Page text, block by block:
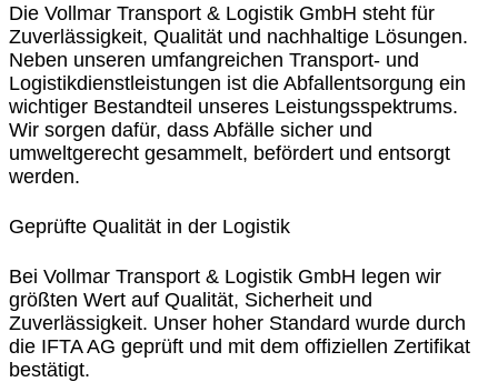
Die Vollmar Transport & Logistik GmbH steht für
Zuverlässigkeit, Qualität und nachhaltige Lösungen.
Neben unseren umfangreichen Transport- und
Logistikdienstleistungen ist die Abfallentsorgung ein
wichtiger Bestandteil unseres Leistungsspektrums.
Wir sorgen dafür, dass Abfälle sicher und
umweltgerecht gesammelt, befördert und entsorgt
werden.
Geprüfte Qualität in der Logistik
Bei Vollmar Transport & Logistik GmbH legen wir
größten Wert auf Qualität, Sicherheit und
Zuverlässigkeit. Unser hoher Standard wurde durch
die IFTA AG geprüft und mit dem offiziellen Zertifikat
bestätigt.